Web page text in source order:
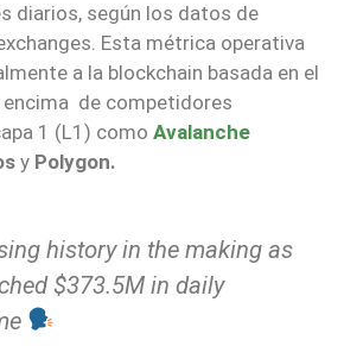
diarios, según los datos de
Esta métrica operativa
a la blockchain basada en el
encima de competidores
1 (L1) como Avalanche
y Polygon.
history in the making as
$373.5M in daily